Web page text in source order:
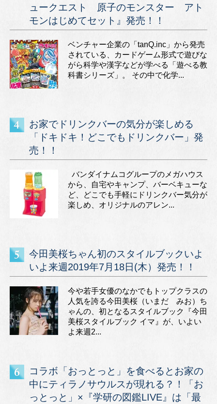
ュークエスト 原子のモンスター アト
モンはじめてセット』発売！！
ベンチャー企業の「tanQ.inc」から発売
されている、カードゲーム形式で遊びな
がら科学や漢字などが学べる「遊べる教
科書シリーズ」。 その中で化学...
お家でドリンクバーの気分が楽しめる
「ドキドキ！どこでもドリンクバー」発
売！！
バンダイナムコグループのメガハウス
から、自宅やキャンプ、バーベキューな
ど、どこでも手軽にドリンクバー気分が
楽しめ、オリジナルのアレン...
今田美桜ちゃん初のスタイルブックいよ
いよ来週2019年7月18日(木）発売！！
今や若手女優のなかでもトップクラスの
人気を誇る今田美桜（いまだ みお）ち
ゃんの、初となるスタイルブック『今田
美桜スタイルブック イマ』が、いよい
よ来週2...
コラボ「おっとっと」を食べるとお家の
中にティラノサウルスが現れる？！「お
っとっと」×『学研の図鑑LIVE』は「最